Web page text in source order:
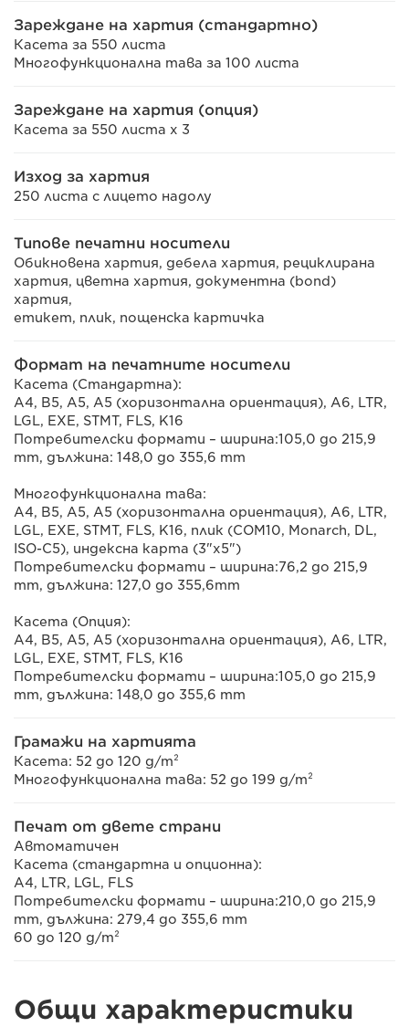
Зареждане на хартия (стандартно)
Касета за 550 листа
Многофункционална тава за 100 листа
Зареждане на хартия (опция)
Касета за 550 листа x 3
Изход за хартия
250 листа с лицето надолу
Типове печатни носители
Обикновена хартия, дебела хартия, рециклирана
хартия, цветна хартия, документна (bond)
хартия,
етикет, плик, пощенска картичка
Формат на печатните носители
Касета (Стандартна):
A4, B5, A5, A5 (хоризонтална ориентация), A6, LTR,
LGL, EXE, STMT, FLS, K16
Потребителски формати – ширина:105,0 до 215,9
mm, дължина: 148,0 до 355,6 mm
Многофункционална тава:
A4, B5, A5, A5 (хоризонтална ориентация), A6, LTR,
LGL, EXE, STMT, FLS, K16, плик (COM10, Monarch, DL,
ISO-C5), индексна карта (3"x5")
Потребителски формати – ширина:76,2 до 215,9
mm, дължина: 127,0 до 355,6mm
Касета (Опция):
A4, B5, A5, A5 (хоризонтална ориентация), A6, LTR,
LGL, EXE, STMT, FLS, K16
Потребителски формати – ширина:105,0 до 215,9
mm, дължина: 148,0 до 355,6 mm
Грамажи на хартията
Касета: 52 до 120 g/m²
Многофункционална тава: 52 до 199 g/m²
Печат от двете страни
Автоматичен
Касета (стандартна и опционна):
A4, LTR, LGL, FLS
Потребителски формати – ширина:210,0 до 215,9
mm, дължина: 279,4 до 355,6 mm
60 до 120 g/m²
Общи характеристики